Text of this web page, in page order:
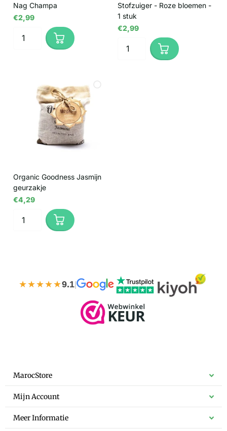
Nag Champa
€2,99
Stofzuiger - Roze bloemen -
1 stuk
€2,99
Organic Goodness Jasmijn
geurzakje
€4,29
★★★★★9.1 |
MarocStore
Mijn Account
Meer Informatie